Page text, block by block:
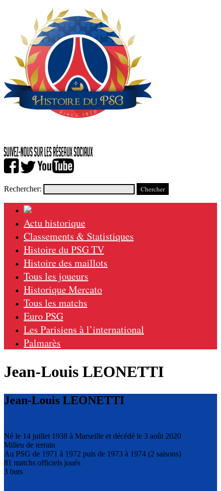
Rechercher:
Actu historique
Classements & Statistiques
Histoire du PSG TV
Histoire des maillots
Tous les joueurs
Historique Mercato
Tous les matchs
Euro PSG
Les Parisiens à l’international
Palmarès
Jean-Louis LEONETTI
Jean-Louis LEONETTI
Né le 14 juillet 1938 à Marseille et décédé le 3 août 2020
Milieu de terrain
Au PSG de 1971 à 1972 puis de 1973 à 1974 (2 saisons)
81 matchs officiels joués
3 buts